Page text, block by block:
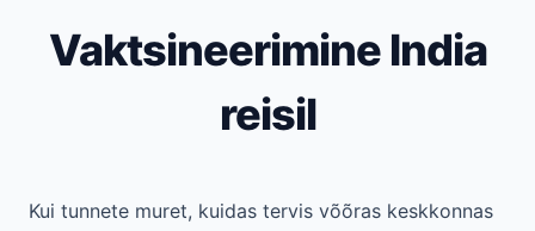
Vaktsineerimine India
reisil
Kui tunnete muret, kuidas tervis võõras keskkonnas